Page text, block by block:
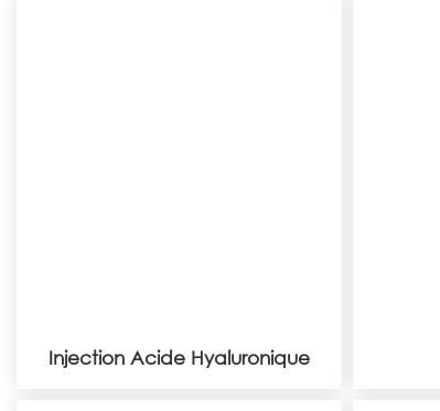
Injection Acide Hyaluronique